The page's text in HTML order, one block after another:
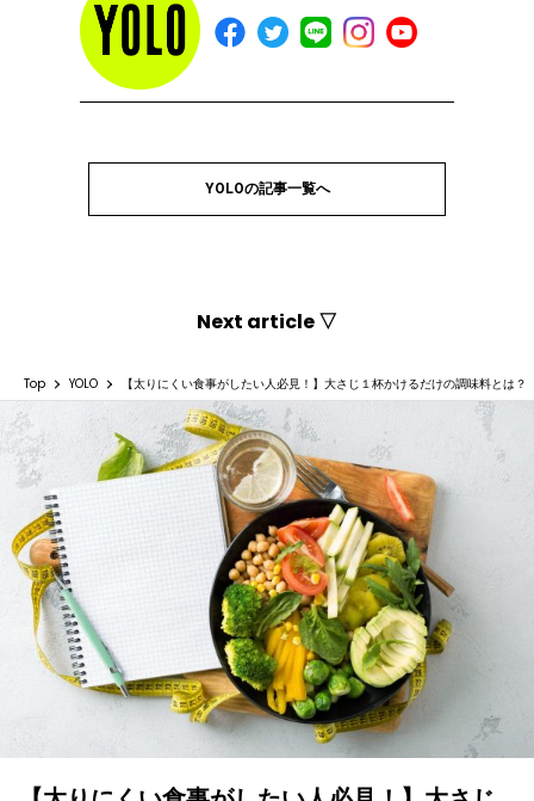
YOLOの記事一覧へ
Next article ▽
Top YOLO 【太りにくい食事がしたい人必見！】大さじ１杯かけるだけの調味料とは？